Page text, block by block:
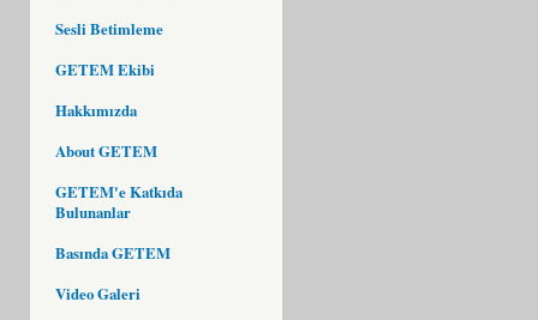
Sesli Betimleme
GETEM Ekibi
Hakkımızda
About GETEM
GETEM'e Katkıda
Bulunanlar
Basında GETEM
Video Galeri